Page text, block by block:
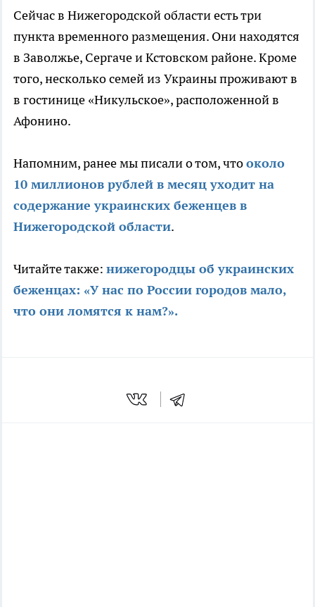
Сейчас в Нижегородской области есть три
пункта временного размещения. Они находятся
в Заволжье, Сергаче и Кстовском районе. Кроме
того, несколько семей из Украины проживают в
в гостинице «Никульское», расположенной в
Афонино.
Напомним, ранее мы писали о том, чтооколо
10 миллионов рублей в месяц уходит на
содержание украинских беженцев в
Нижегородской области.
Читайте также: нижегородцы об украинских
беженцах: «У нас по России городов мало,
что они ломятся к нам?».